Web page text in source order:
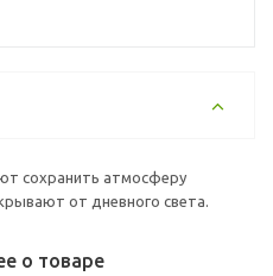
сохранить атмосферу
от дневного света.
о товаре